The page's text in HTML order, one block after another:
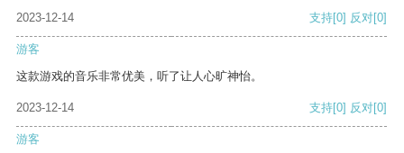
2023-12-14 支持[0] 反对[0]
游客
这款游戏的音乐非常优美，听了让人心旷神怡。
2023-12-14 支持[0] 反对[0]
游客